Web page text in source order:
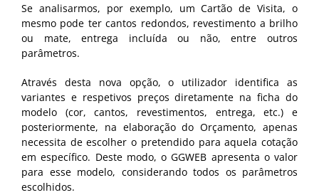
Se analisarmos, por exemplo, um Cartão de Visita, o
mesmo pode ter cantos redondos, revestimento a brilho
ou mate, entrega incluída ou não, entre outros
parâmetros.
Através desta nova opção, o utilizador identifica as
variantes e respetivos preços diretamente na ficha do
modelo (cor, cantos, revestimentos, entrega, etc.) e
posteriormente, na elaboração do Orçamento, apenas
necessita de escolher o pretendido para aquela cotação
em específico. Deste modo, o GGWEB apresenta o valor
para esse modelo, considerando todos os parâmetros
escolhidos.